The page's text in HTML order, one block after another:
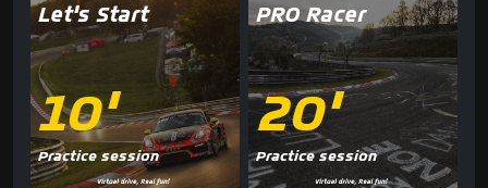
Let's Start
10'
Practice session
PRO Racer
20'
Practice session